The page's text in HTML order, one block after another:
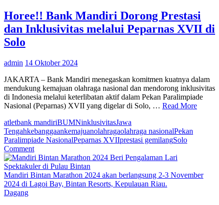
Sleman
dengan
Program
Horee!! Bank Mandiri Dorong Prestasi
dan Inklusivitas melalui Peparnas XVII di
Solo
admin 14 Oktober 2024
JAKARTA – Bank Mandiri menegaskan komitmen kuatnya dalam
mendukung kemajuan olahraga nasional dan mendorong inklusivitas
di Indonesia melalui keterlibatan aktif dalam Pekan Paralimpiade
Nasional (Peparnas) XVII yang digelar di Solo, … Read More
atletbank mandiriBUMNinklusivitasJawa
Tengahkebanggaankemajuanolahragaolahraga nasionalPekan
Paralimpiade NasionalPeparnas XVIIprestasi gemilangSolo
Commenton
Horee!!
Bank
Mandiri
Dorong
Mandiri Bintan Marathon 2024 akan berlangsung 2-3 November
2024 di Lagoi Bay, Bintan Resorts, Kepulauan Riau.
Dagang